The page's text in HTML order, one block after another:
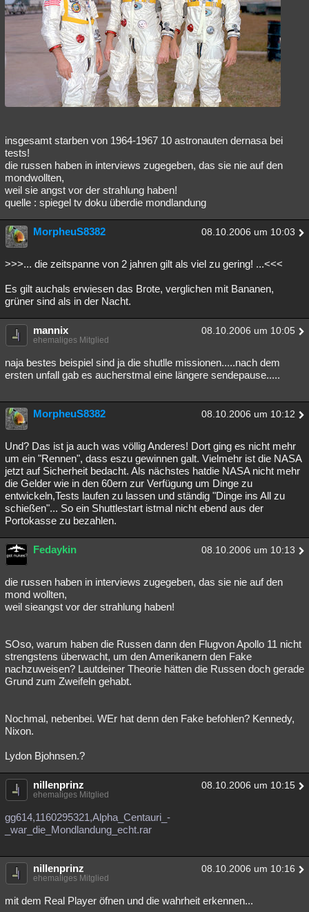
insgesamt starben von 1964-1967 10 astronauten dernasa bei
tests!
die russen haben in interviews zugegeben, das sie nie auf den
mondwollten,
weil sie angst vor der strahlung haben!
quelle : spiegel tv doku überdie mondlandung
MorpheuS8382 08.10.2006 um 10:03
>>>... die zeitspanne von 2 jahren gilt als viel zu gering! ...<<<
Es gilt auchals erwiesen das Brote, verglichen mit Bananen,
grüner sind als in der Nacht.
mannix 08.10.2006 um 10:05
ehemaliges Mitglied
naja bestes beispiel sind ja die shutlle missionen.....nach dem
ersten unfall gab es aucherstmal eine längere sendepause.....
MorpheuS8382 08.10.2006 um 10:12
Und? Das ist ja auch was völlig Anderes! Dort ging es nicht mehr
um ein "Rennen", dass eszu gewinnen galt. Vielmehr ist die NASA
jetzt auf Sicherheit bedacht. Als nächstes hatdie NASA nicht mehr
die Gelder wie in den 60ern zur Verfügung um Dinge zu
entwickeln,Tests laufen zu lassen und ständig "Dinge ins All zu
schießen"... So ein Shuttlestart istmal nicht ebend aus der
Portokasse zu bezahlen.
Fedaykin 08.10.2006 um 10:13
die russen haben in interviews zugegeben, das sie nie auf den
mond wollten,
weil sieangst vor der strahlung haben!
SOso, warum haben die Russen dann den Flugvon Apollo 11 nicht
strengstens überwacht, um den Amerikanern den Fake
nachzuweisen? Lautdeiner Theorie hätten die Russen doch gerade
Grund zum Zweifeln gehabt.
Nochmal, nebenbei. WEr hat denn den Fake befohlen? Kennedy,
Nixon.
Lydon Bjohnsen.?
nillenprinz 08.10.2006 um 10:15
ehemaliges Mitglied
gg614,1160295321,Alpha_Centauri_-
_war_die_Mondlandung_echt.rar
nillenprinz 08.10.2006 um 10:16
ehemaliges Mitglied
mit dem Real Player öfnen und die wahrheit erkennen...